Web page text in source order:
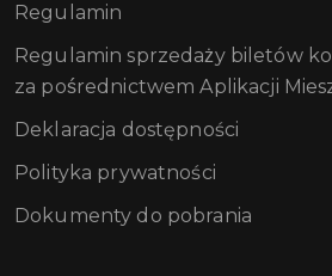
Regulamin
Regulamin sprzedaży biletów
za pośrednictwem Aplikacji
Deklaracja dostępności
Polityka prywatności
Dokumenty do pobrania